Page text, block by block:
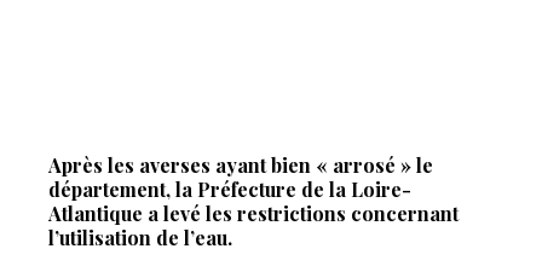
Après les averses ayant bien « arrosé » le
département, la Préfecture de la Loire-
Atlantique a levé les restrictions concernant
l’utilisation de l’eau.